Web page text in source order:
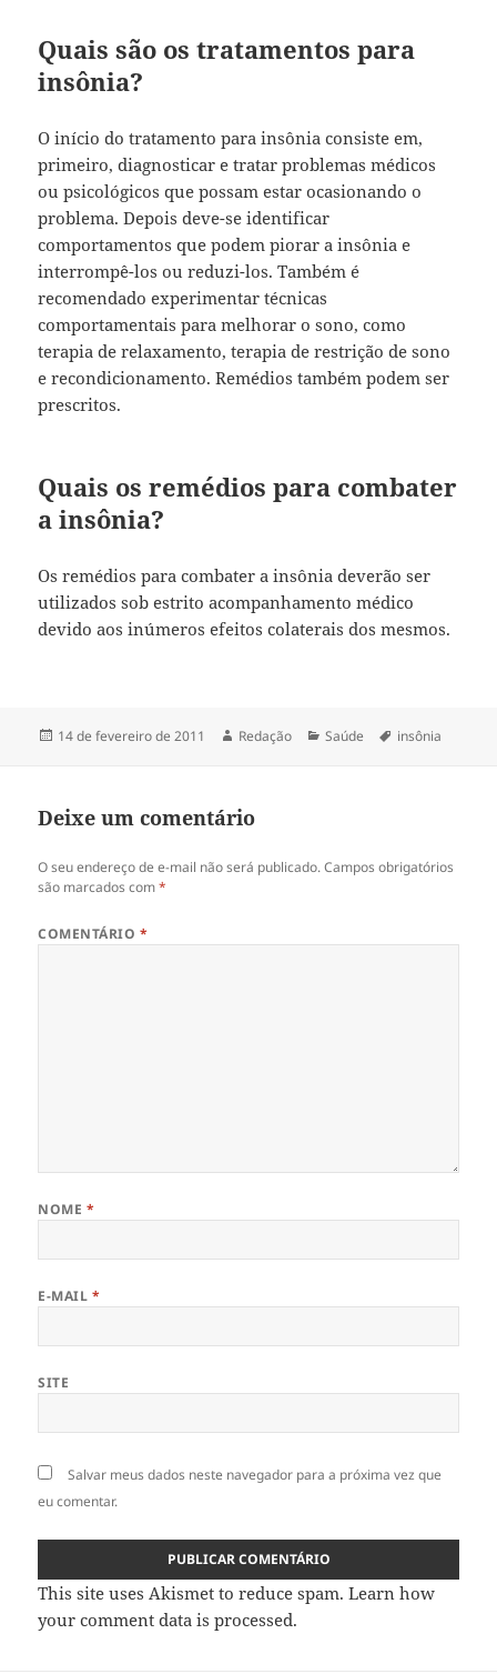
Quais são os tratamentos para
insônia?
O início do tratamento para insônia consiste em,
primeiro, diagnosticar e tratar problemas médicos
ou psicológicos que possam estar ocasionando o
problema. Depois deve-se identificar
comportamentos que podem piorar a insônia e
interrompê-los ou reduzi-los. Também é
recomendado experimentar técnicas
comportamentais para melhorar o sono, como
terapia de relaxamento, terapia de restrição de sono
e recondicionamento. Remédios também podem ser
prescritos.
Quais os remédios para combater
a insônia?
Os remédios para combater a insônia deverão ser
utilizados sob estrito acompanhamento médico
devido aos inúmeros efeitos colaterais dos mesmos.
Publicado
14 de fevereiro de 2011 Autor
Redação Categorias
Saúde Tags
insônia
Deixe um comentário
O seu endereço de e-mail não será publicado. Campos obrigatórios
são marcados com*
COMENTÁRIO *
NOME *
E-MAIL *
SITE
Salvar meus dados neste navegador para a próxima vez que
eu comentar.
This site uses Akismet to reduce spam.Learn how
your comment data is processed.